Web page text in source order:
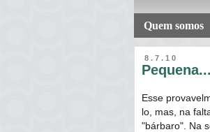
Quem somos
8.7.10
Pequena...
Esse
lo, mas, na
"bárbaro". Na